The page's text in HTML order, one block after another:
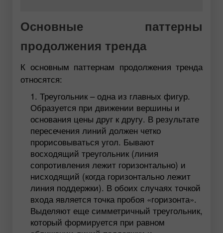
Основные паттерны
продолжения тренда
К основным паттернам продолжения тренда
относятся:
Треугольник – одна из главных фигур.
Образуется при движении вершины и
основания цены друг к другу. В результате
пересечения линий должен четко
прорисовываться угол. Бывают
восходящий треугольник (линия
сопротивления лежит горизонтально) и
нисходящий (когда горизонтально лежит
линия поддержки). В обоих случаях точкой
входа является точка пробоя «горизонта».
Выделяют еще симметричный треугольник,
который формируется при равном